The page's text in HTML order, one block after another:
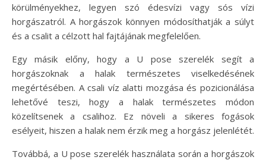
körülményekhez, legyen szó édesvízi vagy sós vízi
horgászatról. A horgászok könnyen módosíthatják a súlyt
és a csalit a célzott hal fajtájának megfelelően.
Egy másik előny, hogy a U pose szerelék segít a
horgászoknak a halak természetes viselkedésének
megértésében. A csali víz alatti mozgása és pozicionálása
lehetővé teszi, hogy a halak természetes módon
közelítsenek a csalihoz. Ez növeli a sikeres fogások
esélyeit, hiszen a halak nem érzik meg a horgász jelenlétét.
Továbbá, a U pose szerelék használata során a horgászok